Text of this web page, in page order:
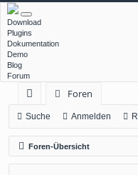
Download
Plugins
Dokumentation
Demo
Blog
Forum
ch
ne
llz
Foren
Suche Anmelden
Foren-Übersicht